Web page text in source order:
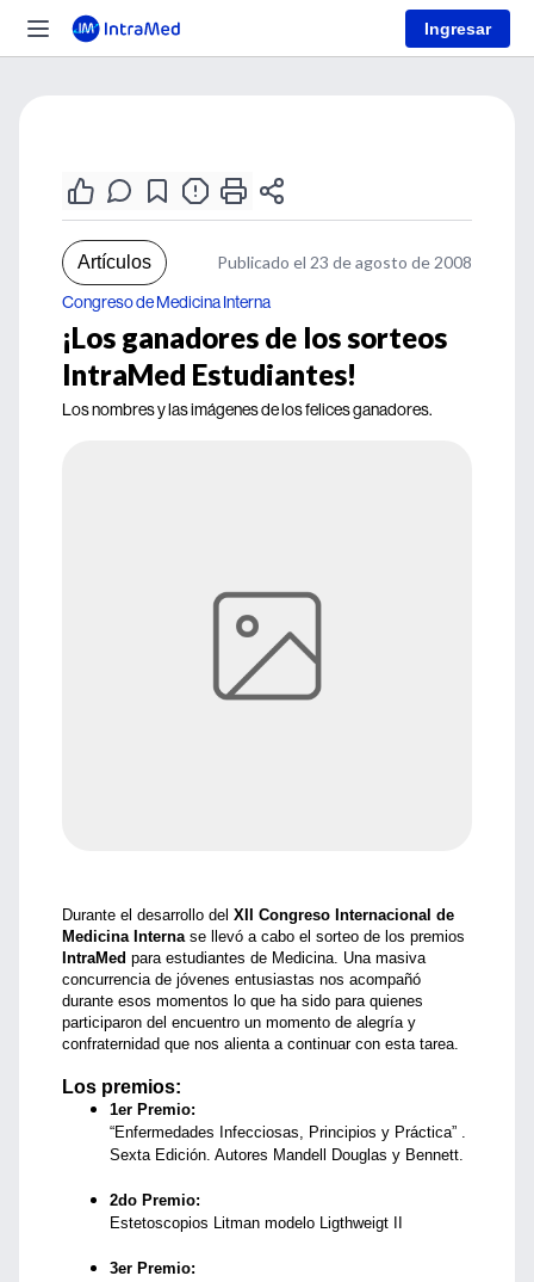
Ingresar
Artículos Publicado el 23 de agosto de 2008
Congreso de Medicina Interna
¡Los ganadores de los sorteos
IntraMed Estudiantes!
Los nombres y las imágenes de los felices ganadores.
Durante el desarrollo del XII Congreso Internacional de
Medicina Internase llevó a cabo el sorteo de los premios
IntraMed para estudiantes de Medicina. Una masiva
concurrencia de jóvenes entusiastas nos acompañó
durante esos momentos lo que ha sido para quienes
participaron del encuentro un momento de alegría y
confraternidad que nos alienta a continuar con esta tarea.
Los premios:
1er Premio:
“Enfermedades Infecciosas, Principios y Práctica” .
Sexta Edición. Autores Mandell Douglas y Bennett.
2do Premio:
Estetoscopios Litman modelo Ligthweigt II
3er Premio: